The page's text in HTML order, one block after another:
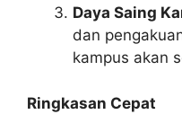
Daya Saing
dan
kampus akan
Ringkasan Cepat